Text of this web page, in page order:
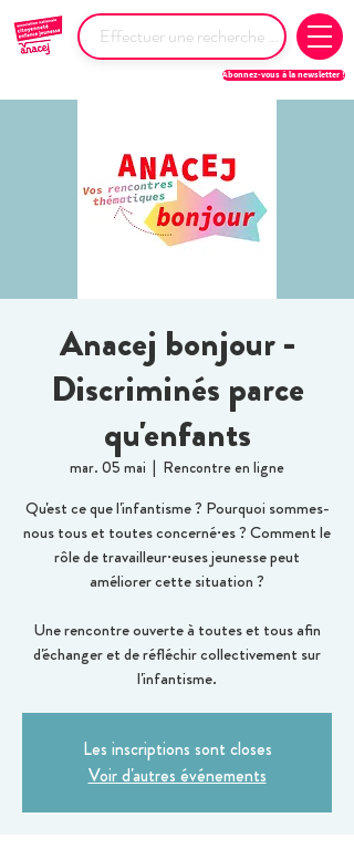
Abonnez-vous à la newsletter !
Anacej bonjour -
Discriminés parce
qu'enfants
mar. 05 mai
  |
Rencontre en ligne
Qu'est ce que l'infantisme ? Pourquoi sommes-
nous tous et toutes concerné·es ? Comment le
rôle de travailleur·euses jeunesse peut
améliorer cette situation ?
Une rencontre ouverte à toutes et tous afin
d'échanger et de réfléchir collectivement sur
l'infantisme.
Les inscriptions sont closes
Voir d'autres événements